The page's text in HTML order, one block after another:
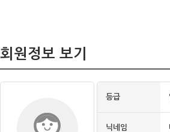
회원정보 보기
등급
닉네임